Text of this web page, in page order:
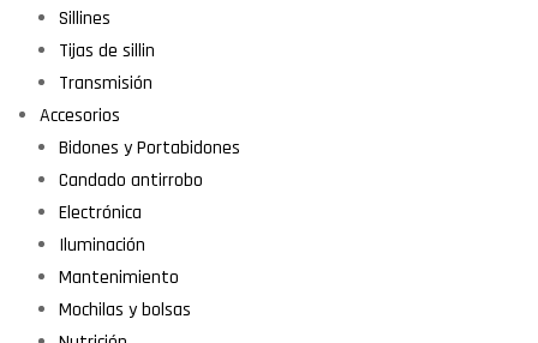
Sillines
Tijas de sillin
Transmisión
Accesorios
Bidones y Portabidones
Candado antirrobo
Electrónica
Iluminación
Mantenimiento
Mochilas y bolsas